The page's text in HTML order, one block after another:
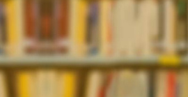
Commander